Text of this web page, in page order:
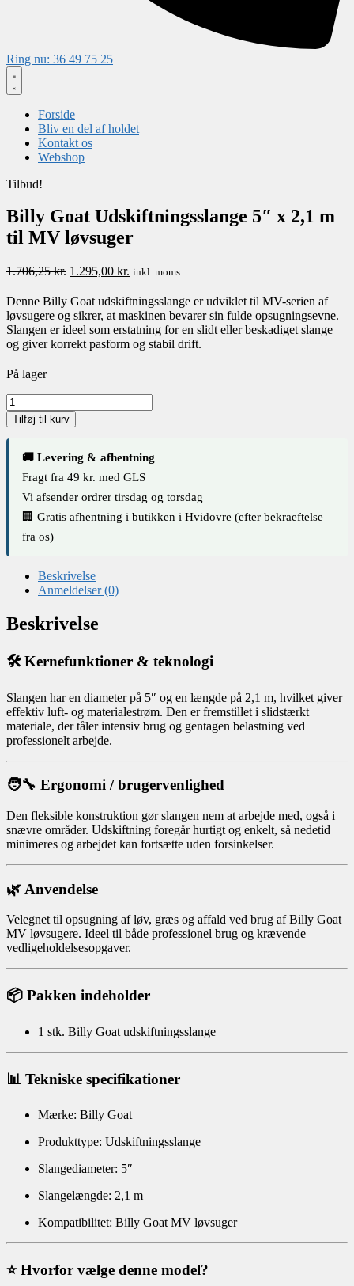
Ring nu: 36 49 75 25
Forside
Bliv en del af holdet
Kontakt os
Webshop
Tilbud!
Billy Goat Udskiftningsslange 5″ x 2,1 m
til MV løvsuger
1.706,25kr. Den
pris
var:
1.706,25 kr..
1.295,00 kr. Den
pris
er:
1.295,00 kr..
inkl. moms
Denne Billy Goat udskiftningsslange er udviklet til MV-serien af
løvsugere og sikrer, at maskinen bevarer sin fulde opsugningsevne.
Slangen er ideel som erstatning for en slidt eller beskadiget slange
og giver korrekt pasform og stabil drift.
På lager
Billy
Goat
Udskiftningsslange
5"
MV
antal
Tilføj til kurv
🚚 Levering & afhentning
Fragt fra 49 kr. med GLS
Vi afsender ordrer tirsdag og torsdag
🏢 Gratis afhentning i butikken i Hvidovre (efter bekraeftelse
fra os)
Beskrivelse
Anmeldelser (0)
Beskrivelse
🛠️ Kernefunktioner & teknologi
Slangen har en diameter på 5″ og en længde på 2,1 m, hvilket giver
effektiv luft- og materialestrøm. Den er fremstillet i slidstærkt
materiale, der tåler intensiv brug og gentagen belastning ved
professionelt arbejde.
🧑‍🔧 Ergonomi / brugervenlighed
Den fleksible konstruktion gør slangen nem at arbejde med, også i
snævre områder. Udskiftning foregår hurtigt og enkelt, så nedetid
minimeres og arbejdet kan fortsætte uden forsinkelser.
🌿 Anvendelse
Velegnet til opsugning af løv, græs og affald ved brug af Billy Goat
MV løvsugere. Ideel til både professionel brug og krævende
vedligeholdelsesopgaver.
📦 Pakken indeholder
1 stk. Billy Goat udskiftningsslange
📊 Tekniske specifikationer
Mærke: Billy Goat
Produkttype: Udskiftningsslange
Slangediameter: 5″
Slangelængde: 2,1 m
Kompatibilitet: Billy Goat MV løvsuger
⭐ Hvorfor vælge denne model?